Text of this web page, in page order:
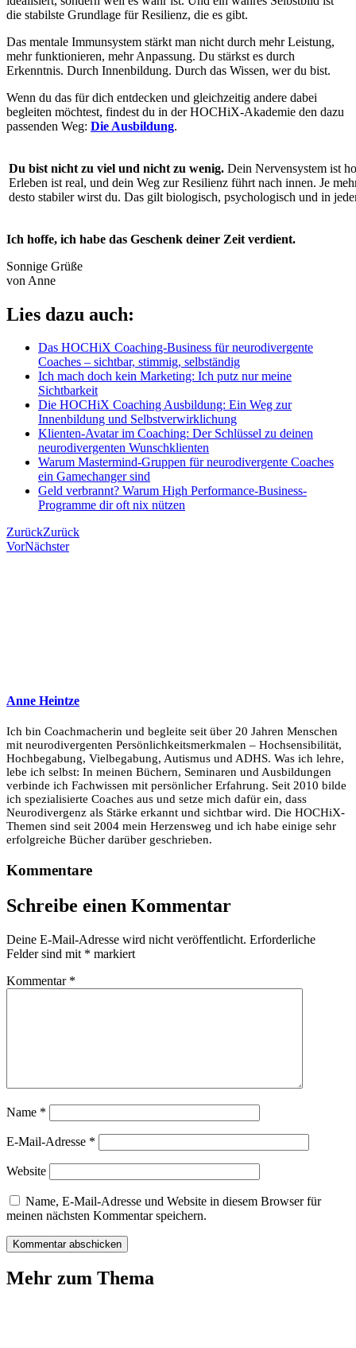
die stabilste Grundlage für Resilienz, die es gibt.
Das mentale Immunsystem stärkt man nicht durch mehr Leistung,
mehr funktionieren, mehr Anpassung. Du stärkst es durch
Erkenntnis. Durch Innenbildung. Durch das Wissen, wer du bist.
Wenn du das für dich entdecken und gleichzeitig andere dabei
begleiten möchtest, findest du in der HOCHiX-Akademie den dazu
passenden Weg: Die Ausbildung.
Du bist nicht zu viel und nicht zu wenig. Dein Nervensystem ist
Erleben ist real, und dein Weg zur Resilienz führt nach innen. Je
desto stabiler wirst du. Das gilt biologisch, psychologisch und in
Ich hoffe, ich habe das Geschenk deiner Zeit verdient.
Sonnige Grüße
von Anne
Lies dazu auch:
Das HOCHiX Coaching-Business für neurodivergente
Coaches – sichtbar, stimmig, selbständig
Ich mach doch kein Marketing: Ich putz nur meine
Sichtbarkeit
Die HOCHiX Coaching Ausbildung: Ein Weg zur
Innenbildung und Selbstverwirklichung
Klienten-Avatar im Coaching: Der Schlüssel zu deinen
neurodivergenten Wunschklienten
Warum Mastermind-Gruppen für neurodivergente Coaches
ein Gamechanger sind
Geld verbrannt? Warum High Performance-Business-
Programme dir oft nix nützen
ZurückZurück
VorNächster
Anne Heintze
Ich bin Coachmacherin und begleite seit über 20 Jahren Menschen
mit neurodivergenten Persönlichkeitsmerkmalen – Hochsensibilität,
Hochbegabung, Vielbegabung, Autismus und ADHS. Was ich lehre,
lebe ich selbst: In meinen Büchern, Seminaren und Ausbildungen
verbinde ich Fachwissen mit persönlicher Erfahrung. Seit 2010 bilde
ich spezialisierte Coaches aus und setze mich dafür ein, dass
Neurodivergenz als Stärke erkannt und sichtbar wird. Die HOCHiX-
Themen sind seit 2004 mein Herzensweg und ich habe einige sehr
erfolgreiche Bücher darüber geschrieben.
Kommentare
Schreibe einen Kommentar
Deine E-Mail-Adresse wird nicht veröffentlicht. Erforderliche
Felder sind mit * markiert
Kommentar *
Name *
E-Mail-Adresse *
Website
Name, E-Mail-Adresse und Website in diesem Browser für
meinen nächsten Kommentar speichern.
Mehr zum Thema